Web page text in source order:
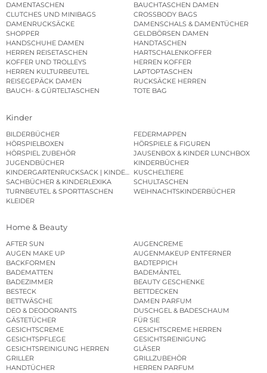
DAMENTASCHEN
BAUCHTASCHEN DAMEN
CLUTCHES UND MINIBAGS
CROSSBODY BAGS
DAMENRUCKSÄCKE
DAMENSCHALS & DAMENTÜCHER
SHOPPER
GELDBÖRSEN DAMEN
HANDSCHUHE DAMEN
HANDTASCHEN
HERREN REISETASCHEN
HARTSCHALENKOFFER
KOFFER UND TROLLEYS
HERREN KOFFER
HERREN KULTURBEUTEL
LAPTOPTASCHEN
REISEGEPÄCK DAMEN
RUCKSÄCKE HERREN
BAUCH- & GÜRTELTASCHEN
TOTE BAG
Kinder
BILDERBÜCHER
FEDERMAPPEN
HÖRSPIELBOXEN
HÖRSPIELE & FIGUREN
HÖRSPIEL ZUBEHÖR
JAUSENBOX & KINDER LUNCHBOX
JUGENDBÜCHER
KINDERBÜCHER
KINDERGARTENRUCKSACK | KINDERGARTENBEUTEL
KUSCHELTIERE
SACHBÜCHER & KINDERLEXIKA
SCHULTASCHEN
TURNBEUTEL & SPORTTASCHEN
WEIHNACHTSKINDERBÜCHER
KLEIDER
Home & Beauty
AFTER SUN
AUGENCREME
AUGEN MAKE UP
AUGENMAKEUP ENTFERNER
BACKFORMEN
BADTEPPICH
BADEMATTEN
BADEMÄNTEL
BADEZIMMER
BEAUTY GESCHENKE
BESTECK
BETTDECKEN
BETTWÄSCHE
DAMEN PARFUM
DEO & DEODORANTS
DUSCHGEL & BADESCHAUM
GÄSTETÜCHER
FÜR SIE
GESICHTSCREME
GESICHTSCREME HERREN
GESICHTSPFLEGE
GESICHTSREINIGUNG
GESICHTSREINIGUNG HERREN
GLÄSER
GRILLER
GRILLZUBEHÖR
HANDTÜCHER
HERREN PARFUM